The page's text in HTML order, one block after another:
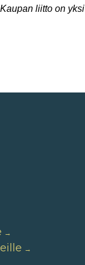
liitto on